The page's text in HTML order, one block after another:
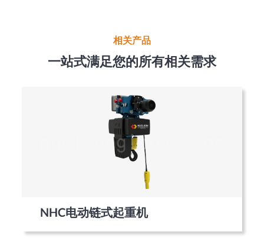
相关产品
一站式满足您的所有相关需求
NHC电动链式起重机